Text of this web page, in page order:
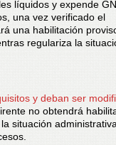
líquidos y expende
una vez verificado el
una habilitación
regulariza la
y deban ser
no obtendrá
situación